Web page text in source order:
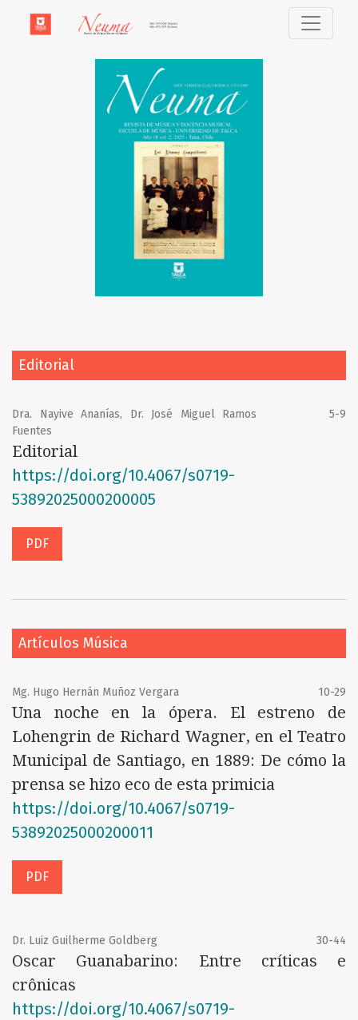
Neuma (Talca)
Editorial
Dra. Nayive Ananías, Dr. José Miguel Ramos
Fuentes
5-9
Editorial
https://doi.org/10.4067/s0719-
53892025000200005
PDF
Artículos Música
Mg. Hugo Hernán Muñoz Vergara 10-29
Una noche en la ópera. El estreno de
Lohengrin de Richard Wagner, en el Teatro
Municipal de Santiago, en 1889: De cómo la
prensa se hizo eco de esta primicia
https://doi.org/10.4067/s0719-
53892025000200011
PDF
Dr. Luiz Guilherme Goldberg 30-44
Oscar Guanabarino: Entre críticas e
crônicas
https://doi.org/10.4067/s0719-